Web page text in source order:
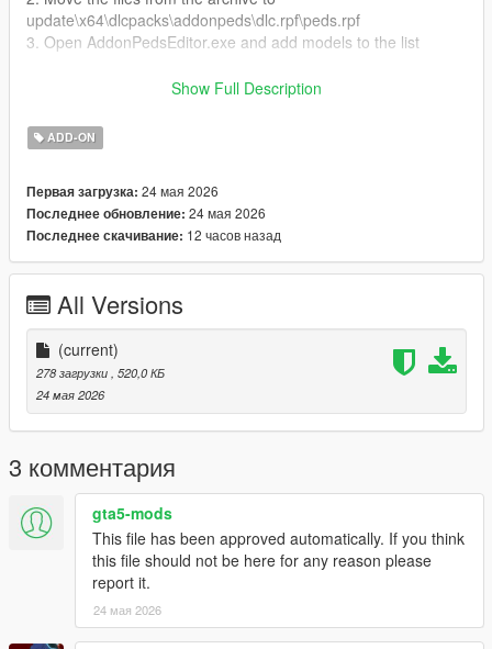
update\x64\dlcpacks\addonpeds\dlc.rpf\peds.rpf
3. Open AddonPedsEditor.exe and add models to the list
Author and producer: laoxigua
Note: - Please refrain from uploading this mod to other
websites or creating paid integration packs. - This is my initial
There might be some issues, please be aware
Show Full Description
ADD-ON
Первая загрузка: 24 мая 2026
Последнее обновление: 24 мая 2026
Последнее скачивание: 12 часов назад
All Versions
(current)
278 загрузки, 520,0 КБ
24 мая 2026
3 комментария
gta5-mods
This file has been approved automatically. If you think
this file should not be here for any reason please
report it.
24 мая 2026